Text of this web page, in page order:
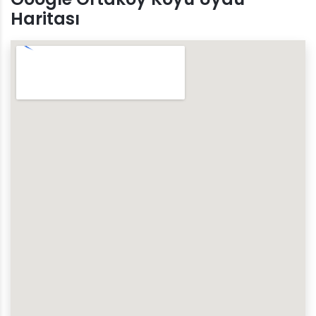
Haritası